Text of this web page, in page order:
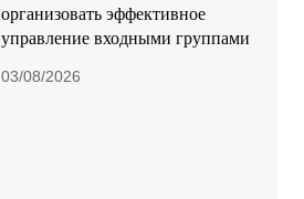
организовать эффективное
управление входными группами
03/08/2026